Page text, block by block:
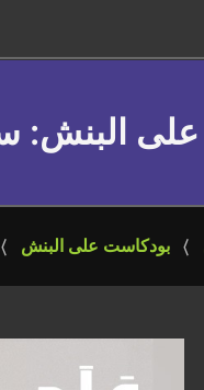
البنش:
بودكاست على البنش